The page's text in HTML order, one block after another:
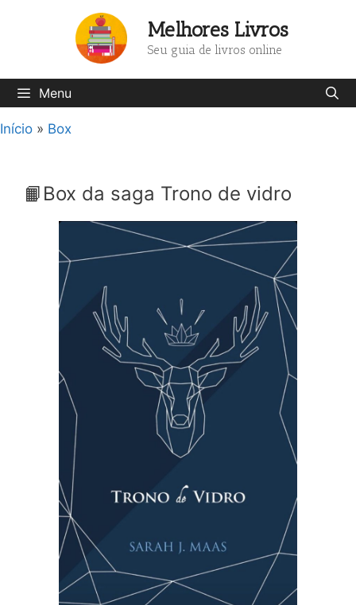
Melhores Livros
Seu guia de livros online
Menu
Início » Box
📙Box da saga Trono de vidro